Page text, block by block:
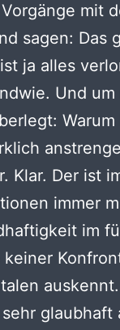
mit
sagen: Das
ja alles
Und
Klar. Der ist
immer
im
glaubhaft